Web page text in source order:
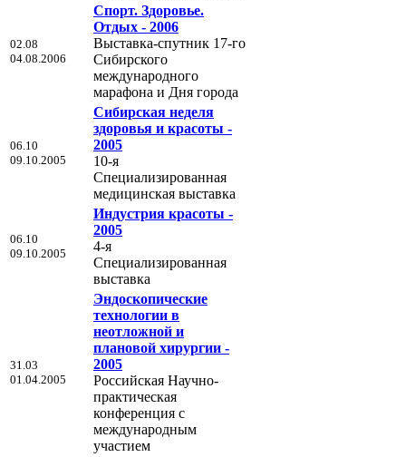
02.08
04.08.2006
Спорт. Здоровье.
Отдых - 2006
Выставка-спутник 17-го
Сибирского
международного
марафона и Дня города
06.10
09.10.2005
Сибирская неделя
здоровья и красоты -
2005
10-я
Специализированная
медицинская выставка
06.10
09.10.2005
Индустрия красоты -
2005
4-я
Специализированная
выставка
31.03
01.04.2005
Эндоскопические
технологии в
неотложной и
плановой хирургии -
2005
Российская Научно-
практическая
конференция с
международным
участием